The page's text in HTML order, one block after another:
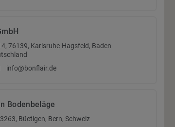
76139, Karlsruhe-Hagsfeld, Baden-
info@bonflair.de
Bodenbeläge
Büetigen, Bern, Schweiz